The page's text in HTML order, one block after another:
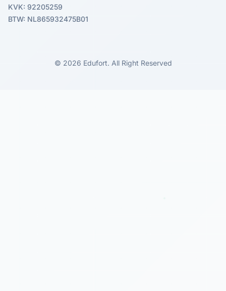
KVK: 92205259
BTW: NL865932475B01
© 2026 Edufort. All Right Reserved